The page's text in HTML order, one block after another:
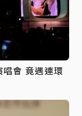
會 竟遇連環